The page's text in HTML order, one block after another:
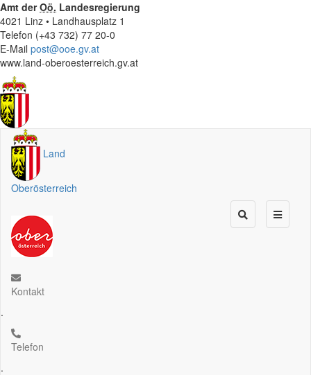
Amt derOö. Landesregierung
4021 Linz • Landhausplatz 1
Telefon (+43 732) 77 20-0
E-Mail post@ooe.gv.at
www.land-oberoesterreich.gv.at
Land
Oberösterreich
Kontakt
.
Telefon
.